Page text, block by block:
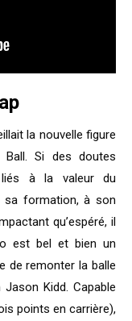
la nouvelle figure
Si des doutes
liés à la valeur du
sa formation, à son
qu’espéré, il
est bel et bien un
de remonter la balle
Kidd. Capable
points en carrière),